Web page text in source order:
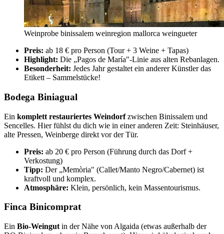
Weinprobe binissalem weinregion mallorca weingueter
Preis: ab 18 € pro Person (Tour + 3 Weine + Tapas)
Highlight: Die „Pagos de María"-Linie aus alten Rebanlagen.
Besonderheit: Jedes Jahr gestaltet ein anderer Künstler das
Etikett – Sammelstücke!
Bodega Biniagual
Ein komplett restauriertes Weindorfzwischen Binissalem und
Sencelles. Hier fühlst du dich wie in einer anderen Zeit: Steinhäuser,
alte Pressen, Weinberge direkt vor der Tür.
Preis: ab 20 € pro Person (Führung durch das Dorf +
Verkostung)
Tipp: Der „Memòria" (Callet/Manto Negro/Cabernet) ist
kraftvoll und komplex.
Atmosphäre: Klein, persönlich, kein Massentourismus.
Finca Binicomprat
Ein Bio-Weingut in der Nähe von Algaida (etwas außerhalb der